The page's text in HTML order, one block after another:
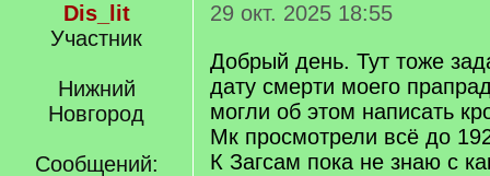
Dis_lit
Участник
Нижний
Новгород
Сообщений:
29 окт. 2025 18:55
Добрый день. Тут тоже
дату смерти моего
могли об этом написать
Мк просмотрели всё до
К Загсам пока не знаю с